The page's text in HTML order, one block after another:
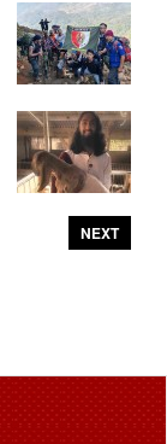
NEXT